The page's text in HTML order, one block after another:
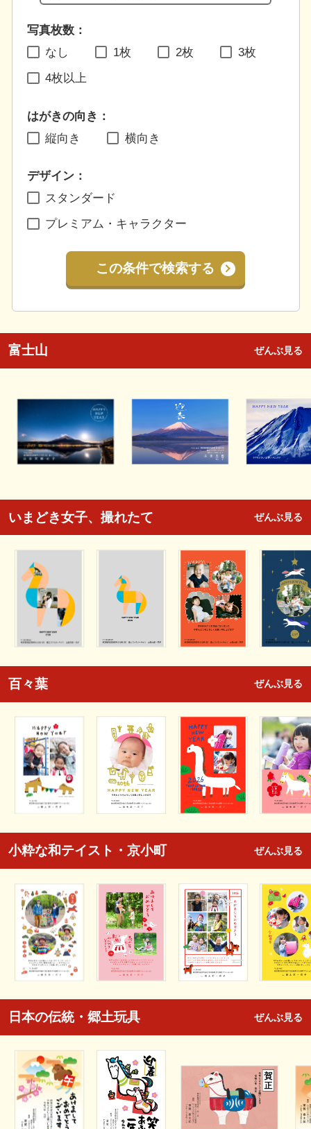
写真枚数：
なし
1枚 2枚 3枚
4枚以上
はがきの向き：
縦向き
横向き
デザイン：
スタンダード
プレミアム・キャラクター
この条件で検索する
富士山 ぜんぶ見る
いまどき女子、撮れたて ぜんぶ見る
百々葉 ぜんぶ見る
小粋な和テイスト・京小町 ぜんぶ見る
日本の伝統・郷土玩具 ぜんぶ見る